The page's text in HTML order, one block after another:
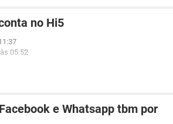
no Hi5
05:52
e Whatsapp tbm por